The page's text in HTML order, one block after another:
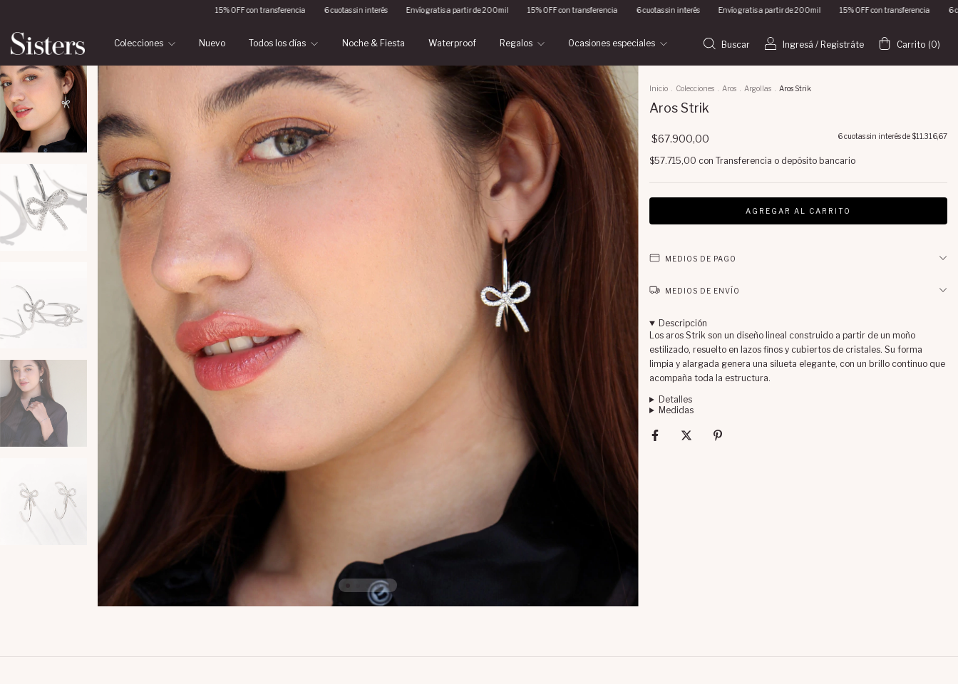
15% OFF con transferencia 6 cuotas sin interés Envío gratis a partir de 200mil 15% OFF con transferencia 6 cuotas sin interés Envío gratis a partir de 200mil 15% OFF con transferencia 6 cuotas sin interés
Colecciones Nuevo Todos los días Noche & Fiesta Waterproof Regalos Ocasiones especiales Buscar Ingresá / Registráte Carrito (0)
Inicio Colecciones Aros Argollas Aros Strik
Aros Strik
$67.900,00 6cuotas sin interés de$11.316,67
$57.715,00 con Transferencia o depósito bancario
MEDIOS DE PAGO
MEDIOS DE ENVÍO
Descripción
Los aros Strik son un diseño lineal construido a partir de un moño
estilizado, resuelto en lazos finos y cubiertos de cristales. Su forma
limpia y alargada genera una silueta elegante, con un brillo continuo que
acompaña toda la estructura.
Detalles
Medidas